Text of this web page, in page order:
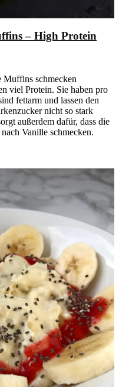
– High Protein
Muffins schmecken
viel Protein. Sie haben pro
fettarm und lassen den
nicht so stark
außerdem dafür, dass die
Vanille schmecken.